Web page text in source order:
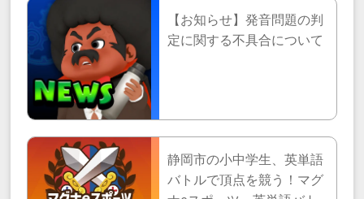
【お知らせ】発音問題の判
定に関する不具合について
静岡市の小中学生、英単語
バトルで頂点を競う！マグ